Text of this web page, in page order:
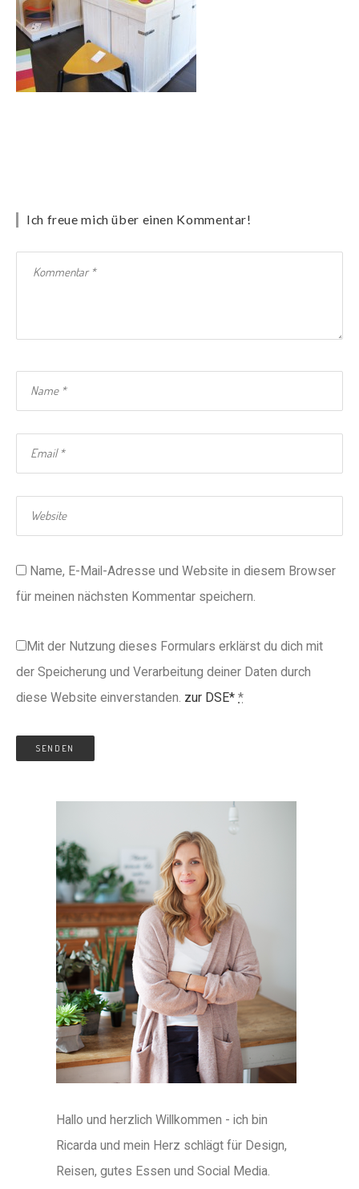
Ich freue mich über einen Kommentar!
Name, E-Mail-Adresse und Website in diesem Browser
für meinen nächsten Kommentar speichern.
Mit der Nutzung dieses Formulars erklärst du dich mit
der Speicherung und Verarbeitung deiner Daten durch
diese Website einverstanden. zur DSE* *
Hallo und herzlich Willkommen - ich bin
Ricarda und mein Herz schlägt für Design,
Reisen, gutes Essen und Social Media.